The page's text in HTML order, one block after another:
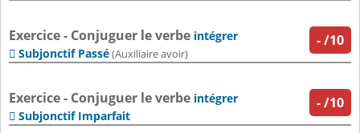
-/10
Exercice - Conjuguer le verbe intégrer
 Subjonctif Passé(Auxiliaire avoir)
-/10
Exercice - Conjuguer le verbe intégrer
 Subjonctif Imparfait